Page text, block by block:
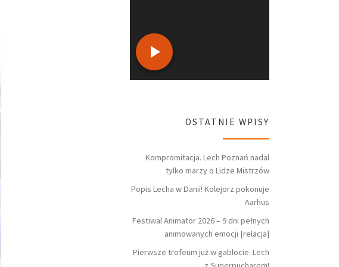
OSTATNIE WPISY
Kompromitacja. Lech Poznań nadal
tylko marzy o Lidze Mistrzów
Popis Lecha w Danii! Kolejorz pokonuje
Aarhus
Festiwal Animator 2026 – 9 dni pełnych
animowanych emocji [relacja]
Pierwsze trofeum już w gablocie. Lech